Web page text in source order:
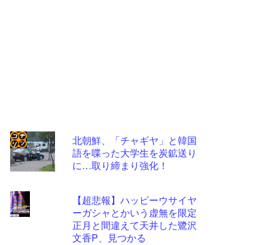
北朝鮮、「チャギヤ」と韓国
語を喋った大学生を炭鉱送り
に…取り締まり強化！
【超悲報】ハッピーウサイヤ
ーガシャとかいう虚無を限定
正月と間違えて天井した鷺沢
文香P、見つかる
コテ
リン
- 固
定リ